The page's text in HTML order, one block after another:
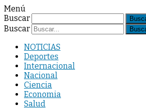
Menú
Buscar
Buscar
NOTICIAS
Deportes
Internacional
Nacional
Ciencia
Economia
Salud